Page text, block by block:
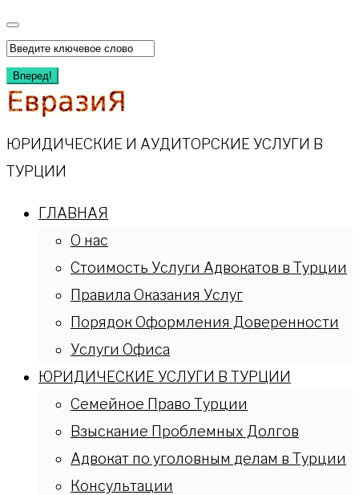
Перейти
к
содержимому
Искать:
Вперед!
ЮРИДИЧЕСКИЕ И АУДИТОРСКИЕ УСЛУГИ В
ТУРЦИИ
ГЛАВНАЯ
О нас
Стоимость Услуги Адвокатов в Турции
Правила Оказания Услуг
Порядок Оформления Доверенности
Услуги Офиса
ЮРИДИЧЕСКИЕ УСЛУГИ В ТУРЦИИ
Семейное Право Турции
Взыскание Проблемных Долгов
Адвокат по уголовным делам в Турции
Консультации